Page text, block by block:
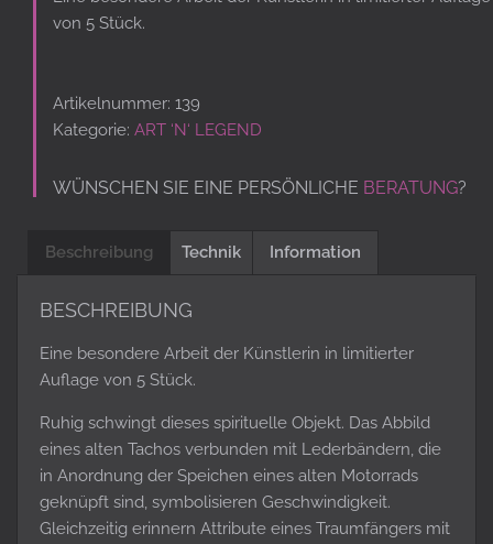
von 5 Stück.
Artikelnummer: 139
Kategorie: ART ‘N‘ LEGEND
WÜNSCHEN SIE EINE PERSÖNLICHE BERATUNG?
Beschreibung Technik Information
BESCHREIBUNG
Eine besondere Arbeit der Künstlerin in limitierter
Auflage von 5 Stück.
Ruhig schwingt dieses spirituelle Objekt. Das Abbild
eines alten Tachos verbunden mit Lederbändern, die
in Anordnung der Speichen eines alten Motorrads
geknüpft sind, symbolisieren Geschwindigkeit.
Gleichzeitig erinnern Attribute eines Traumfängers mit